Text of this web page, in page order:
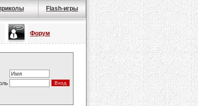
Flash-игры
Форум